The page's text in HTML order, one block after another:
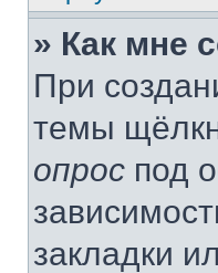
» Как мне
При
темы
опрос под
закладки